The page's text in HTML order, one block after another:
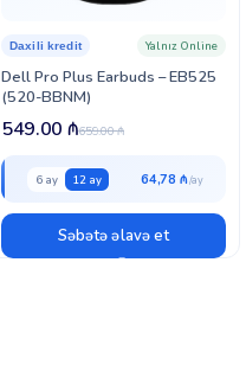
Dell Pro Plus Earbuds – EB525
(520-BBNM)
Daxili kredit Yalnız Online
659.00₼
549.00 ₼
6 ay 12 ay 64,78 ₼
Səbətə əlavə et